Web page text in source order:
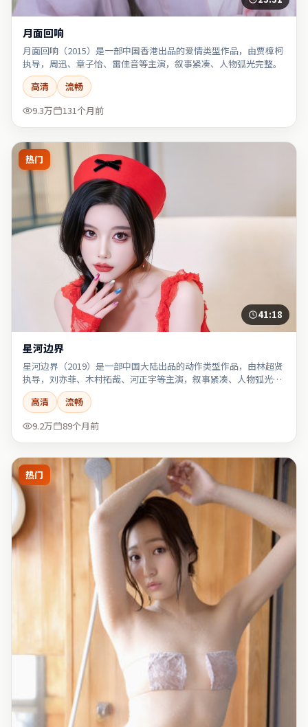
月面回响
月面回响（2015）是一部中国香港出品的爱情类型作品，由贾樟柯
执导，周迅、章子怡、雷佳音等主演，叙事紧凑、人物弧光完整。
高清
流畅
9.3万
131个月前
热门
41:18
星河边界
星河边界（2019）是一部中国大陆出品的动作类型作品，由林超贤
执导，刘亦菲、木村拓哉、河正宇等主演，叙事紧凑、人物弧光完
整。
高清
流畅
9.2万
89个月前
热门